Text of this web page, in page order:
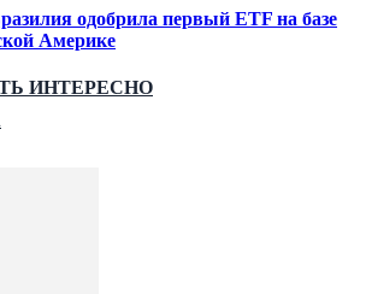
одобрила первый ETF на базе
Америке
ИНТЕРЕСНО